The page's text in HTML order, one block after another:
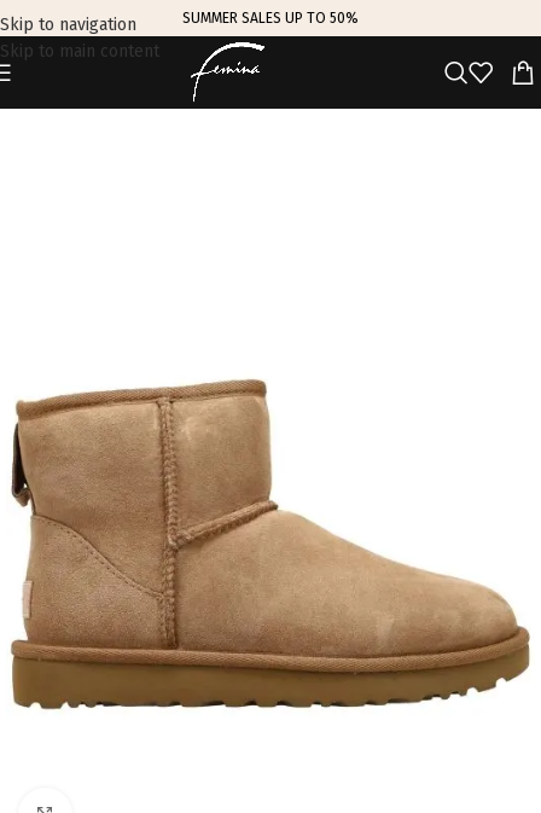
Skip to navigation
Skip to main content
SUMMER SALES UP TO 50%